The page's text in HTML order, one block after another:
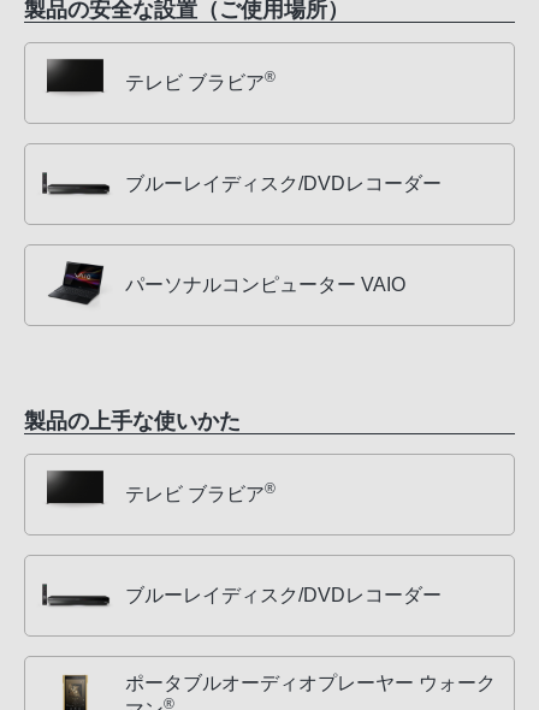
製品の安全な設置（ご使用場所）
テレビ ブラビア®
ブルーレイディスク/DVDレコーダー
パーソナルコンピューター VAIO
製品の上手な使いかた
テレビ ブラビア®
ブルーレイディスク/DVDレコーダー
ポータブルオーディオプレーヤー ウォーク
®